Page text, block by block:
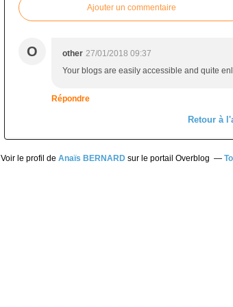
Ajouter un commentaire
O other 27/01/2018 09:37
Your blogs are easily accessible and quite
Répondre
Retour à
Voir le profil de Anaïs BERNARDsur le portail Overblog